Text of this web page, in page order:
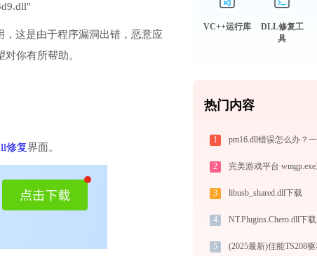
，这是由于程序漏洞出错，恶意应
你有所帮助。
修复界面。
VC++运行库
DLL修复工
具
热门内容
1
2
3 libusb_shared.dll下载
4 NT.Plugins.Chero.dll下载
5